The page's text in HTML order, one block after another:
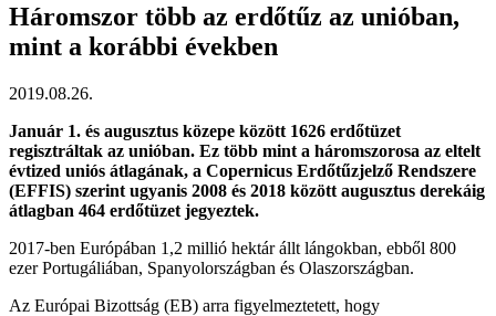
Háromszor több az erdőtűz az unióban,
mint a korábbi években
2019.08.26.
Január 1. és augusztus közepe között 1626 erdőtüzet
regisztráltak az unióban. Ez több mint a háromszorosa az eltelt
évtized uniós átlagának, a Copernicus Erdőtűzjelző Rendszere
(EFFIS) szerint ugyanis 2008 és 2018 között augusztus derekáig
átlagban 464 erdőtüzet jegyeztek.
2017-ben Európában 1,2 millió hektár állt lángokban, ebből 800
ezer Portugáliában, Spanyolországban és Olaszországban.
Az Európai Bizottság (EB) arra figyelmeztetett, hogy